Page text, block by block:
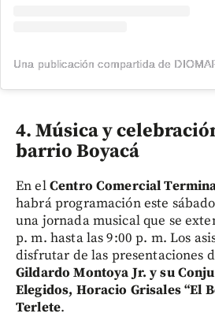
4. Música y
barrio Boyacá
En elCentro Comercial
habrá programación este
una jornada musical que se
p. m. hasta las 9:00 p. m. Los
disfrutar de las presentaciones
Gildardo Montoya Jr. y su
Elegidos, Horacio Grisales “El
Terlete.